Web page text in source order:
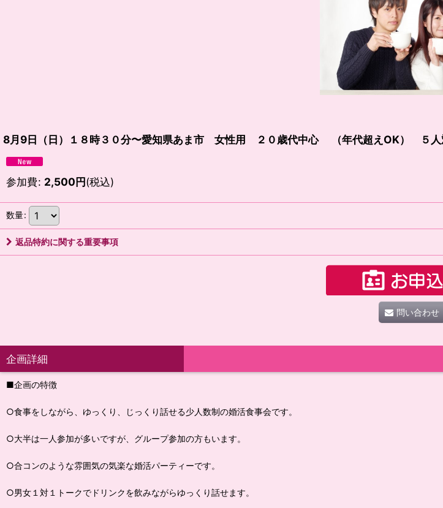
8月9日（日）１８時３０分〜愛知県あま市 女性用 ２０歳代中心 （年代超えOK） ５
参加費: 2,500円(税込)
数量:
返品特約に関する重要事項
問い合わせ
企画詳細
■企画の特徴
○食事をしながら、ゆっくり、じっくり話せる少人数制の婚活食事会です。
○大半は一人参加が多いですが、グループ参加の方もいます。
○合コンのような雰囲気の気楽な婚活パーティーです。
○男女１対１トークでドリンクを飲みながらゆっくり話せます。